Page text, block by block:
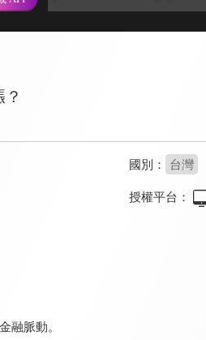
國別： 台灣
授權平台：
融脈動。